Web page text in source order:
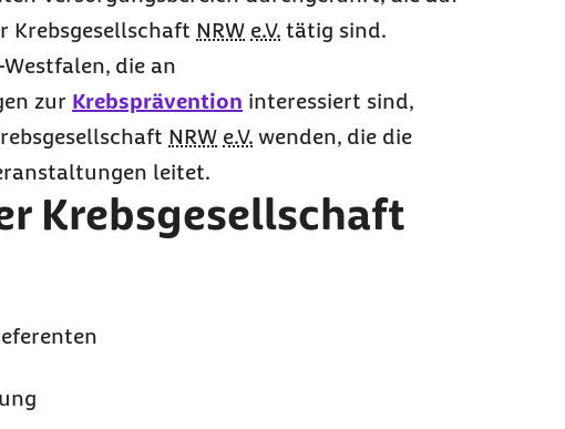
Krebsgesellschaft NRW e.V. tätig sind.
die an
zur Krebsprävention interessiert sind,
NRW e.V. wenden, die die
leitet.
Krebsgesellschaft